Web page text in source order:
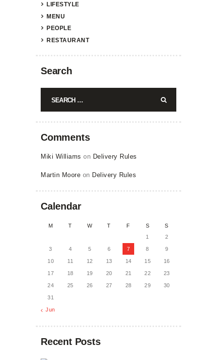
LIFESTYLE
MENU
PEOPLE
RESTAURANT
Search
Comments
Miki Williams on Delivery Rules
Martin Moore on Delivery Rules
Calendar
M T W T F S S
« Jun
1 2
3 4 5 6 7 8 9
10 11 12 13 14 15 16
17 18 19 20 21 22 23
24 25 26 27 28 29 30
31
Recent Posts